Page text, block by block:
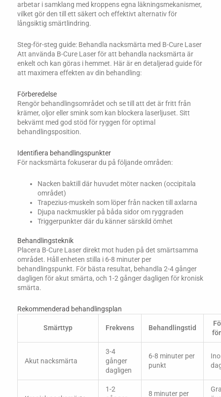
arbetar i samklang med kroppens egna läkningsmekanismer,
vilket gör den till ett säkert och effektivt alternativ för
långsiktig smärtlindring.
Steg-för-steg guide: Behandla nacksmärta med B-Cure Laser
Att använda B-Cure Laser för att behandla nacksmärta är
enkelt och kan göras i hemmet. Här är en detaljerad guide för
att maximera effekten av din behandling:
Förberedelse
Rengör behandlingsområdet och se till att det är fritt från
krämer, oljor eller smink som kan blockera laserljuset. Sitt
bekvämt med god stöd för ryggen för optimal
behandlingsposition.
Identifiera behandlingspunkter
För nacksmärta fokuserar du på följande områden:
Nacken baktill där huvudet möter nacken (occipitala
området)
Trapezius-muskeln som löper från nacken till axlarna
Djupa nackmuskler på båda sidor om ryggraden
Triggerpunkter där du känner särskild ömhet
Behandlingsteknik
Placera B-Cure Laser direkt mot huden på det smärtsamma
området. Håll enheten stilla i 6-8 minuter per
behandlingspunkt. För bästa resultat, behandla 2-4 gånger
dagligen för akut smärta, och 1-2 gånger dagligen för kronisk
smärta.
Rekommenderad behandlingsplan
Smärttyp Frekvens Behandlingstid
Akut nacksmärta
3-4
gånger
dagligen
6-8 minuter per
punkt
1-2
8 minuter per